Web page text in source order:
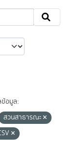
อมูล:
สวนสาธารณะ